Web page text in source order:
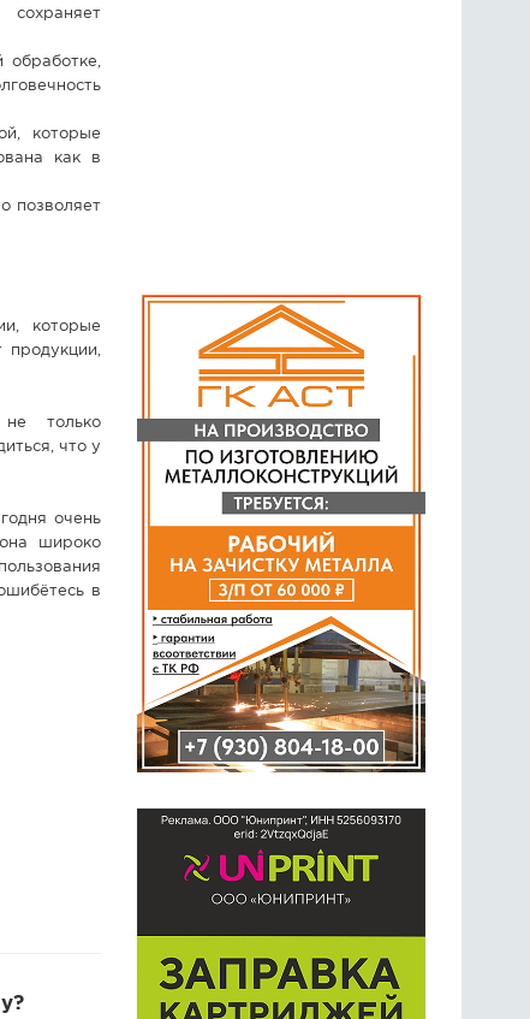
которые
как в
позволяет
которые
не только
что у
очень
она широко
в